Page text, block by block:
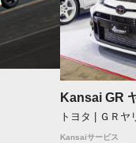
Kansai GR
トヨタ | ＧＲヤ
Kansaiサービス